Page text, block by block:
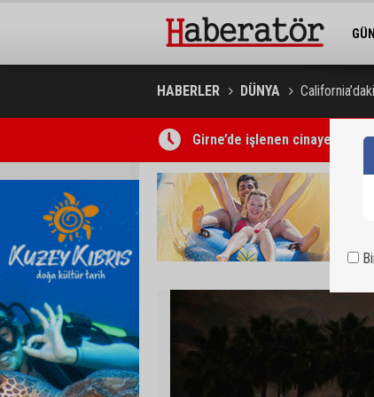
HABERLER DÜNYA
Girne’de işlenen cinayetin